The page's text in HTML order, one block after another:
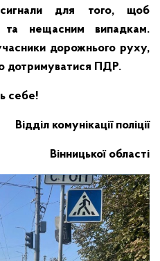
сигнали для того, щоб
та нещасним випадкам.
дорожнього руху,
дотримуватися ПДР.
себе!
Відділ комунікації поліції
Вінницької області